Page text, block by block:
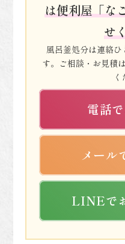
は便利屋「な
せ
風呂釜処分は連絡ひ
す。ご相談・お見積
く
電話
メール
LINEで